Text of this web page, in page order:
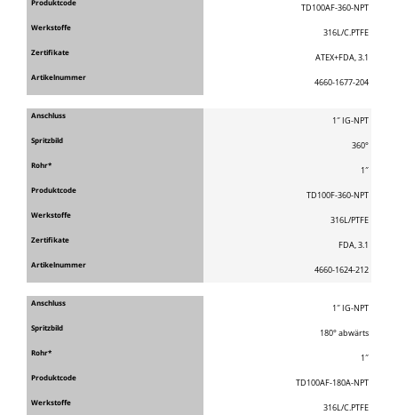
TD100AF-360-NPT
316L/C.PTFE
ATEX+FDA, 3.1
4660-1677-204
1″ IG-NPT
360°
1″
TD100F-360-NPT
316L/PTFE
FDA, 3.1
4660-1624-212
1″ IG-NPT
180° abwärts
1″
TD100AF-180A-NPT
316L/C.PTFE